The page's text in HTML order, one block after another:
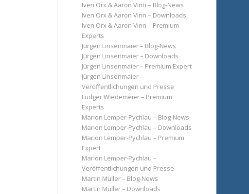
Iven Orx & Aaron Vinn – Blog-News
Iven Orx & Aaron Vinn – Downloads
Iven Orx & Aaron Vinn – Premium
Experts
Jürgen Linsenmaier – Blog-News
Jürgen Linsenmaier – Downloads
Jürgen Linsenmaier – Premium Expert
Jürgen Linsenmaier –
Veröffentlichungen und Presse
Ludger Wiedemeier – Premium
Experts
Marion Lemper-Pychlau – Blog-News
Marion Lemper-Pychlau – Downloads
Marion Lemper-Pychlau – Premium
Expert
Marion Lemper-Pychlau –
Veröffentlichungen und Presse
Martin Müller – Blog-News
Martin Müller – Downloads